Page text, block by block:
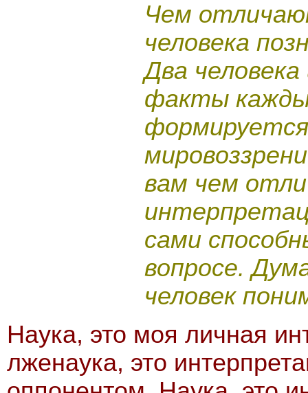
Чем
человека
Два
факты
формируется
вам чем
сами
вопросе.
человек
Наука, это моя личная
лженаука, это